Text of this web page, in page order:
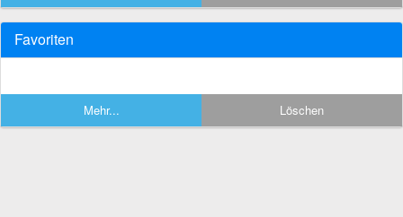
Favoriten
Mehr... Löschen